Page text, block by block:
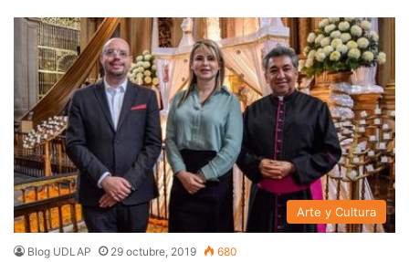
Arte y Cultura
Blog UDLAP 29 octubre, 2019 680